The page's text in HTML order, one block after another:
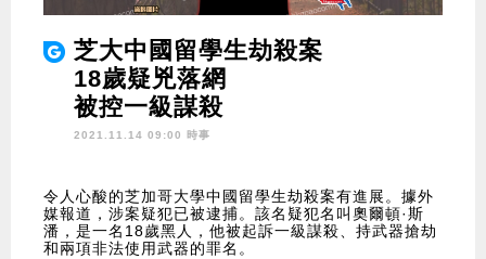
芝大中國留學生劫殺案
18歲疑兇落網
被控一級謀殺
2021.11.14 09:00 時事
令人心酸的芝加哥大學中國留學生劫殺案有進展。據外
媒報道，涉案疑犯已被逮捕。該名疑犯名叫奧爾頓·斯
潘，是一名18歲黑人，他被起訴一級謀殺、持武器搶劫
和兩項非法使用武器的罪名。